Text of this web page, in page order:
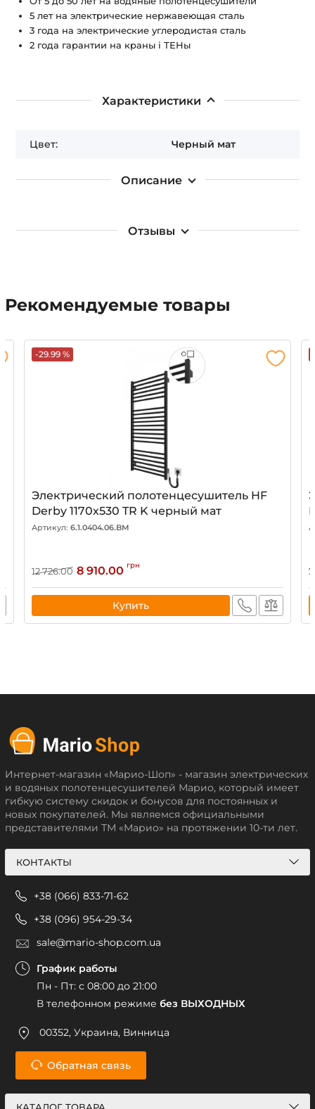
5 лет на электрические нержавеющая сталь
3 года на электрические углеродистая сталь
2 года гарантии на краны і ТЕНы
Описание
Характеристики
Цвет: Черный мат
Отзывы
Рекомендуемые товары
-29.99 %
Электрический полотенцесушитель HF
Derby 1170х530 TR K черный мат
Артикул: 6.1.0404.06.BM
12 726.00 8 910.00 грн
Купить
Интернет-магазин «Марио-Шоп» - магазин электрических
и водяных полотенцесушителей Марио, который имеет
гибкую систему скидок и бонусов для постоянных и
новых покупателей. Мы являемся официальными
представителями ТМ «Марио» на протяжении 10-ти лет.
КОНТАКТЫ
+38 (066) 833-71-62
+38 (096) 954-29-34
sale@mario-shop.com.ua
График работы
Пн - Пт: с 08:00 до 21:00
В телефонном режиме без ВЫХОДНЫХ
00352, Украина, Винница
Обратная связь